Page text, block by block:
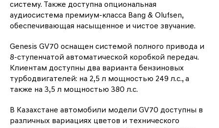
систему. Также доступна опциональная
аудиосистема премиум-класса Bang & Olufsen,
обеспечивающая насыщенное и чистое звучание.
Genesis GV70 оснащен системой полного привода и
8-ступенчатой автоматической коробкой передач.
Клиентам доступны два варианта бензиновых
турбодвигателей: на 2,5 л мощностью 249 л.с., а
также на 3,5 л мощностью 380 л.с.
В Казахстане автомобили модели GV70 доступны в
различных вариациях цветов и технического